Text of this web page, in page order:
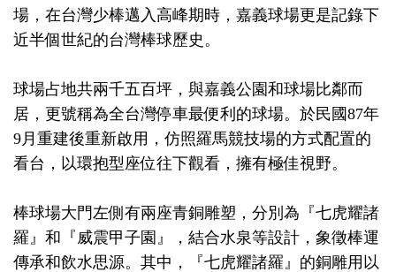
場，在台灣少棒邁入高峰期時，嘉義球場更是記錄下
近半個世紀的台灣棒球歷史。
球場占地共兩千五百坪，與嘉義公園和球場比鄰而
居，更號稱為全台灣停車最便利的球場。於民國87年
9月重建後重新啟用，仿照羅馬競技場的方式配置的
看台，以環抱型座位往下觀看，擁有極佳視野。
棒球場大門左側有兩座青銅雕塑，分別為『七虎耀諸
羅』和『威震甲子園』，結合水泉等設計，象徵棒運
傳承和飲水思源。其中，『七虎耀諸羅』的銅雕用以